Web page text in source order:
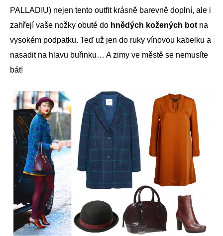
PALLADIU) nejen tento outfit krásně barevně doplní, ale i
zahřejí vaše nožky obuté do hnědých kožených bot na
vysokém podpatku. Teď už jen do ruky vínovou kabelku a
nasadit na hlavu buřinku… A zimy ve městě se nemusíte
bát!